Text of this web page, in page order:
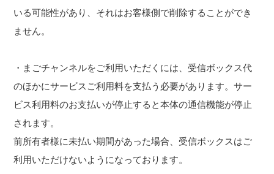
いる可能性があり、それはお客様側で削除することができ
ません。
・まごチャンネルをご利用いただくには、受信ボックス代
のほかにサービスご利用料を支払う必要があります。サー
ビス利用料のお支払いが停止すると本体の通信機能が停止
されます。
前所有者様に未払い期間があった場合、受信ボックスはご
利用いただけないようになっております。